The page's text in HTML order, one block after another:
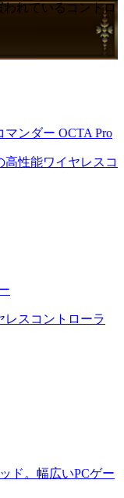
れているコントロ
ンダー OCTA Pro
性能ワイヤレスコ
レスコントローラ
ド。幅広いPCゲー